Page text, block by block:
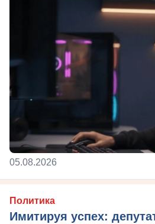
05.08.2026
Политика
Имитируя успех: